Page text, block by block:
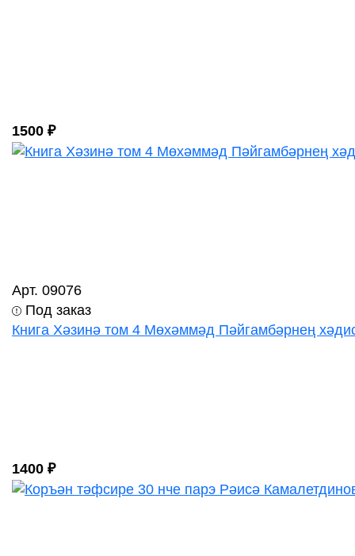
1500 ₽
Арт. 09076
Под заказ
Книга Хәзинә том 4 Мөхәммәд Пәйгамбәрнең
1400 ₽